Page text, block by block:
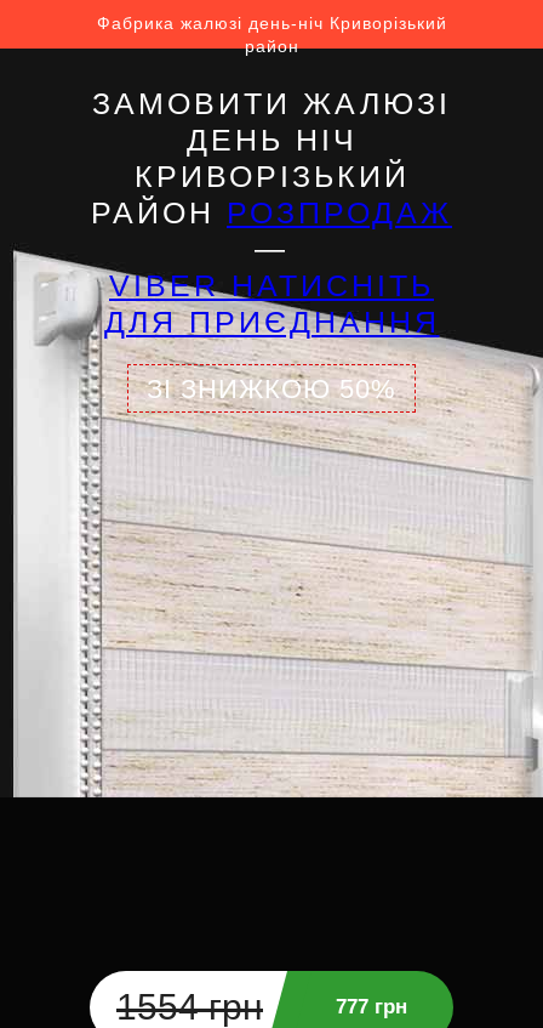
Фабрика жалюзі день-ніч Криворізький
район
ЗАМОВИТИ ЖАЛЮЗІ
ДЕНЬ НІЧ
КРИВОРІЗЬКИЙ
РАЙОН РОЗПРОДАЖ
—
VIBER НАТИСНІТЬ
ДЛЯ ПРИЄДНАННЯ
ЗІ ЗНИЖКОЮ 50%
1554 грн 777 грн